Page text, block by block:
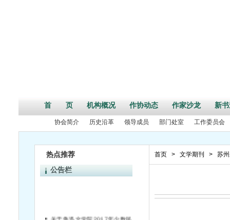
首 页 机构概况 作协动态 作家沙龙 新
协会简介 历史沿革 领导成员 部门处室 工作委员会
热点推荐
公告栏
首页 > 文学期刊 > 苏